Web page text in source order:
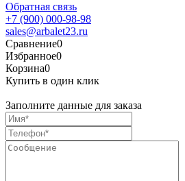
Обратная связь
+7 (900) 000-98-98
sales@arbalet23.ru
Сравнение0
Избранное0
Корзина0
Купить в один клик
Заполните данные для заказа